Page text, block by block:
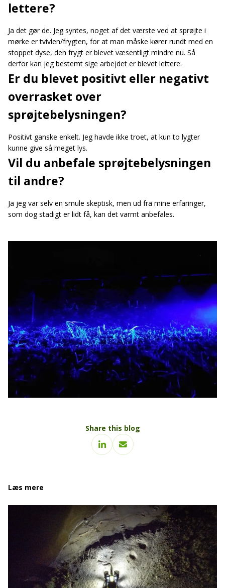
lettere?
Ja det gør de. Jeg syntes, noget af det værste ved at sprøjte i
mørke er tvivlen/frygten, for at man måske kører rundt med en
stoppet dyse, den frygt er blevet væsentligt mindre nu. Så
derfor kan jeg bestemt sige arbejdet er blevet lettere.
Er du blevet positivt eller negativt
overrasket over
sprøjtebelysningen?
Positivt ganske enkelt. Jeg havde ikke troet, at kun to lygter
kunne give så meget lys.
Vil du anbefale sprøjtebelysningen
til andre?
Ja jeg var selv en smule skeptisk, men ud fra mine erfaringer,
som dog stadigt er lidt få, kan det varmt anbefales.
Share this blog
Læs mere